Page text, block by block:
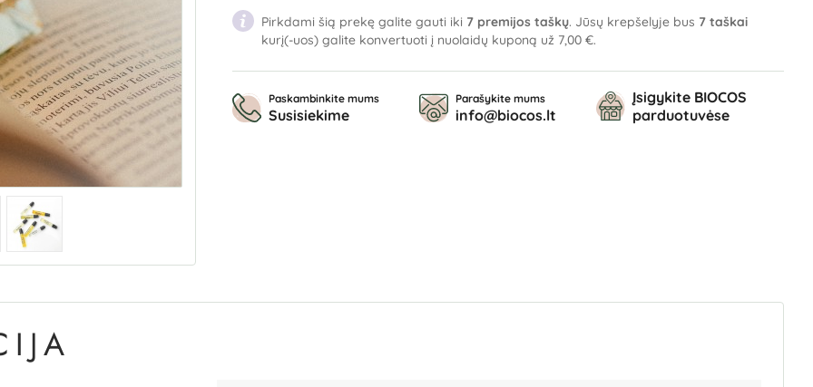
Pirkdami šią prekę galite gauti iki 7 premijos taškų. Jūsų krepšelyje bus 7 taškai
kurį(-uos) galite konvertuoti į nuolaidų kuponą už 7,00 €.
Paskambinkite mums
Susisiekime
Parašykite mums
info@biocos.lt
Įsigykite BIOCOS
parduotuvėse